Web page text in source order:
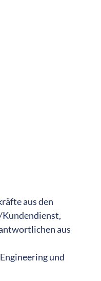
aus den
aus
und